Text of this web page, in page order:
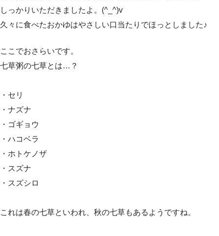
しっかりいただきましたよ。(^_^)v
久々に食べたおかゆはやさしい口当たりでほっとしました♪
ここでおさらいです。
七草粥の七草とは…？
・セリ
・ナズナ
・ゴギョウ
・ハコベラ
・ホトケノザ
・スズナ
・スズシロ
これは春の七草といわれ、秋の七草もあるようですね。